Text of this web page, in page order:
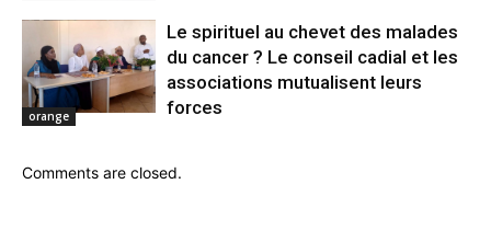
orange
Le spirituel au chevet des malades
du cancer ? Le conseil cadial et les
associations mutualisent leurs
forces
Comments are closed.